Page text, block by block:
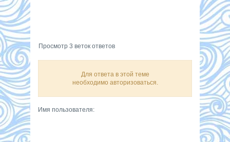
Просмотр 3 веток ответов
Для ответа в этой теме
необходимо авторизоваться.
Имя пользователя: